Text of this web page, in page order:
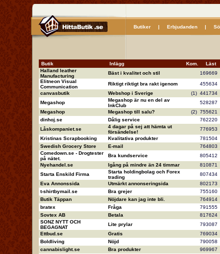
Butiker| Erbjudanden|
Butik Inlägg Kom.
Läst
Halland leather
Manufacturing
Bäst i kvalitet och stil
169669
Elitneon Visual
Communication
Riktigt riktigt bra rakt igenom
455634
canvasbutik
Webshop i Sverige (1) 441734
Megashop
Megashop är nu en del av
InkClub
528287
Megashop
Megashop till salu? (2) 755621
dinhoj.se
Dålig service
762220
Låskompaniet.se
4 dagar på sej att hämta ut
försändelse!
776953
Kristinas Scrapbooking
Kvalitativa produkter
781504
Swedish Grocery Store
E-mail
764803
Comedown.se - Drogtester
på nätet.
Bra kundservice
805412
Nyehandel.se
Igång på mindre än 24 timmar
810871
Starta Enskild Firma
Starta holdingbolag och Forex
trading
807434
Eva Annonssida
Utmärkt annonseringsida
802173
t-shirtbymail.se
Bra grejer
755160
Butik Täppan
Nöjdare kan jag inte bli.
764914
bratex
Fråga
791555
Sovtex AB
Betala
817624
SONZ NYTT OCH
BEGAGNAT
Lite prylar
793087
Ettbud.se
Gratis
769034
Boldliving
Nöjd
790058
cannabislight.se
Bra produkter
969967